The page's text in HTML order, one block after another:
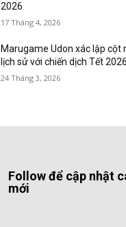
2026
17 Tháng 4, 2026
Marugame Udon xác lập cột
lịch sử với chiến dịch Tết 2026
24 Tháng 3, 2026
Follow để cập nhật
mới